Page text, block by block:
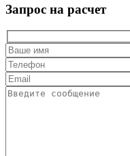
Запрос на расчет